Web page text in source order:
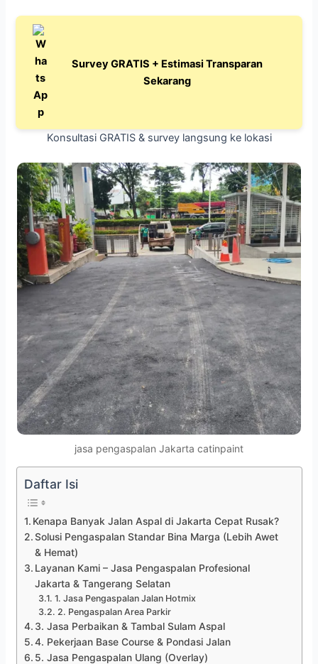
Survey GRATIS + Estimasi Transparan
Sekarang
Konsultasi GRATIS & survey langsung ke lokasi
jasa pengaspalan Jakarta catinpaint
Daftar Isi
Kenapa Banyak Jalan Aspal di Jakarta Cepat Rusak?
Solusi Pengaspalan Standar Bina Marga (Lebih Awet
& Hemat)
Layanan Kami – Jasa Pengaspalan Profesional
Jakarta & Tangerang Selatan
1. Jasa Pengaspalan Jalan Hotmix
2. Pengaspalan Area Parkir
3. Jasa Perbaikan & Tambal Sulam Aspal
4. Pekerjaan Base Course & Pondasi Jalan
5. Jasa Pengaspalan Ulang (Overlay)